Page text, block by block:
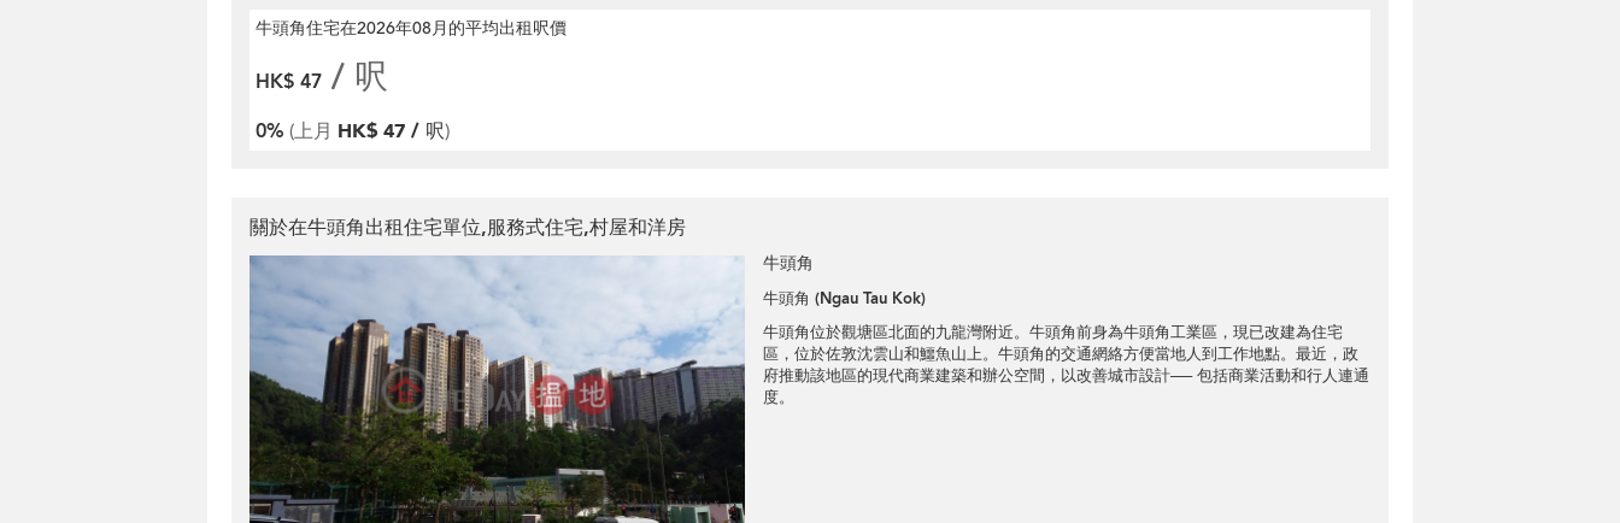
牛頭角住宅在2026年08月 的平均出租呎價
HK$ 47 / 呎
0% (上月 HK$ 47 / 呎)
關於在牛頭角出租住宅單位,服務式住宅,村屋和洋房
牛頭角
牛頭角 (Ngau Tau Kok)
牛頭角位於觀塘區北面的九龍灣附近。牛頭角前身為牛頭角工業區，現已改建為住宅
區，位於佐敦沈雲山和鱷魚山上。牛頭角的交通網絡方便當地人到工作地點。最近，政
府推動該地區的現代商業建築和辦公空間，以改善城市設計── 包括商業活動和行人連通
度。